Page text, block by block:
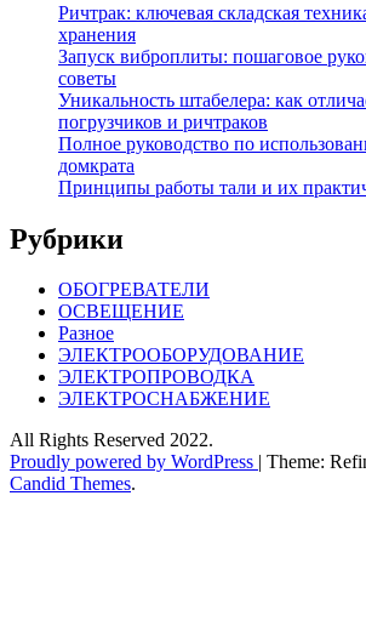
Ричтрак: ключевая складская
хранения
Запуск виброплиты: пошаговое
советы
Уникальность штабелера: как
погрузчиков и ричтраков
Полное руководство по
домкрата
Принципы работы тали и их
Рубрики
ОБОГРЕВАТЕЛИ
ОСВЕЩЕНИЕ
Разное
ЭЛЕКТРООБОРУДОВАНИЕ
ЭЛЕКТРОПРОВОДКА
ЭЛЕКТРОСНАБЖЕНИЕ
All Rights Reserved 2022.
Proudly powered by WordPress
Theme:
Candid Themes.